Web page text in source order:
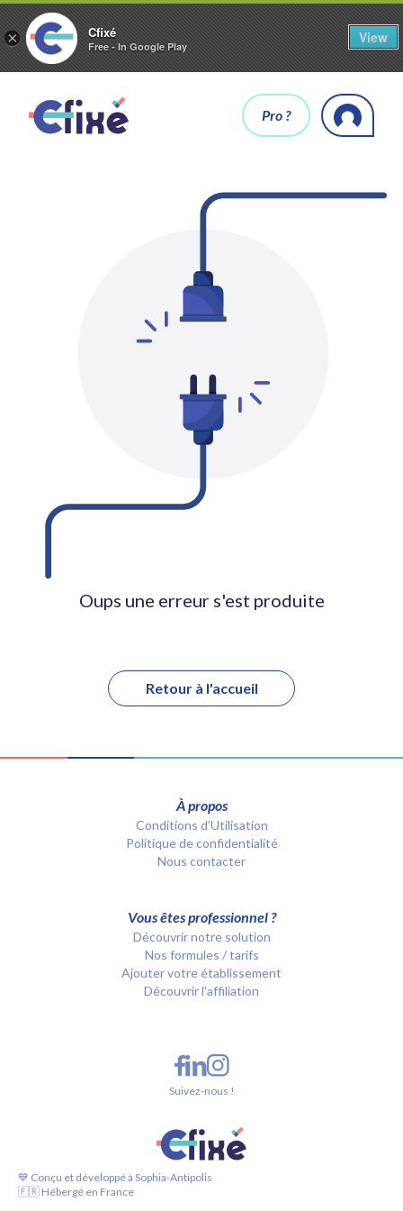
× Cfixé
Free - In Google Play
View
Pro ?
Oups une erreur s'est produite
Retour à l'accueil
À propos
Conditions d’Utilisation
Politique de confidentialité
Nous contacter
Vous êtes professionnel ?
Découvrir notre solution
Nos formules / tarifs
Ajouter votre établissement
Découvrir l'affiliation
💙 Conçu et développé à Sophia-Antipolis
🇫🇷 Hébergé en France
Suivez-nous !